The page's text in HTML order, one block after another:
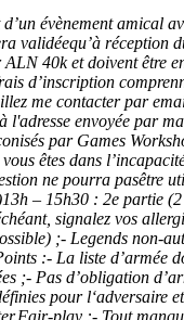
évènement amical
validéequ’à
40k et doivent être
d’inscription
me contacter par
l'adresse envoyée par
par Games
êtes dans
ne pourra pasêtre
– 15h30 : 2e partie
signalez vos
;- Legends
:- La liste
;- Pas d’obligation
pour l‘adversaire
play :- Tout